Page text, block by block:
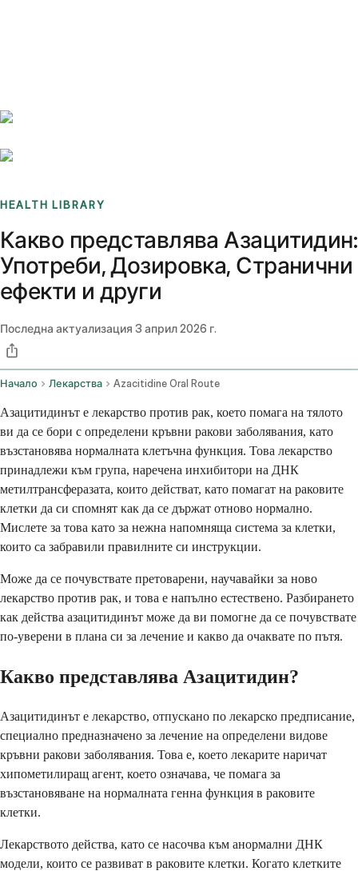
HEALTH LIBRARY
Какво представлява Азацитидин:
Употреби, Дозировка, Странични
ефекти и други
Последна актуализация 3 април 2026 г.
Начало Лекарства Azacitidine Oral Route
Азацитидинът е лекарство против рак, което помага на тялото
ви да се бори с определени кръвни ракови заболявания, като
възстановява нормалната клетъчна функция. Това лекарство
принадлежи към група, наречена инхибитори на ДНК
метилтрансферазата, които действат, като помагат на раковите
клетки да си спомнят как да се държат отново нормално.
Мислете за това като за нежна напомняща система за клетки,
които са забравили правилните си инструкции.
Може да се почувствате претоварени, научавайки за ново
лекарство против рак, и това е напълно естествено. Разбирането
как действа азацитидинът може да ви помогне да се почувствате
по-уверени в плана си за лечение и какво да очаквате по пътя.
Какво представлява Азацитидин?
Азацитидинът е лекарство, отпускано по лекарско предписание,
специално предназначено за лечение на определени видове
кръвни ракови заболявания. Това е, което лекарите наричат
хипометилиращ агент, което означава, че помага за
възстановяване на нормалната генна функция в раковите
клетки.
Лекарството действа, като се насочва към анормални ДНК
модели, които се развиват в раковите клетки. Когато клетките